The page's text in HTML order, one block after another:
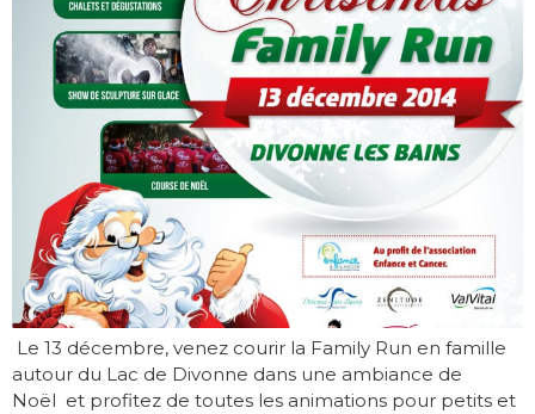
Le 13 décembre, venez courir la Family Run en famille
autour du Lac de Divonne dans une ambiance de
Noël et profitez de toutes les animations pour petits et